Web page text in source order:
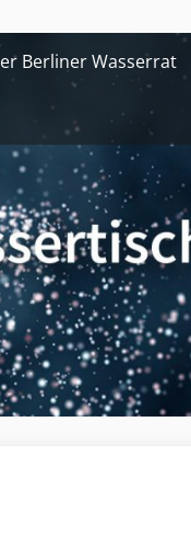
Berliner Wasserrat